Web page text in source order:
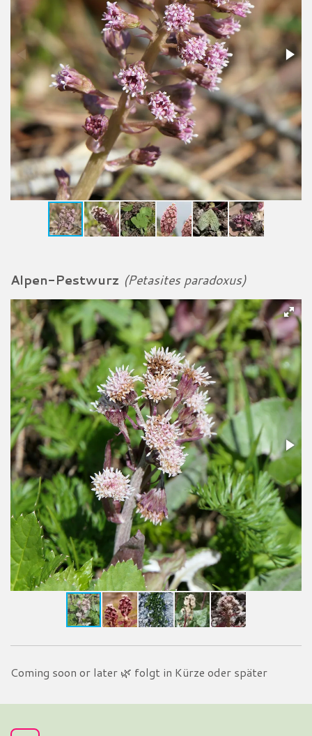
Alpen-Pestwurz (Petasites paradoxus)
Coming soon or later 🌿 folgt in Kürze oder später